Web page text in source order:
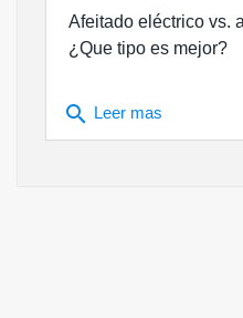
Afeitado eléctrico vs.
¿Que tipo es mejor?
search Leer mas